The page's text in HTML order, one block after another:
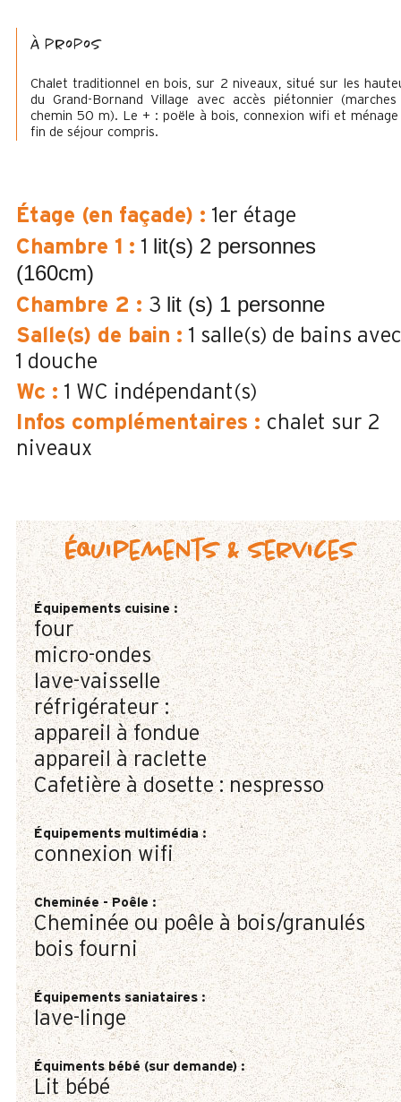
à propos
Chalet traditionnel en bois, sur 2 niveaux, situé sur les
du Grand-Bornand Village avec accès piétonnier
chemin 50 m). Le + : poële à bois, connexion wifi et ménage
fin de séjour compris.
Étage (en façade) : 1er étage
Chambre 1 : 1 lit(s) 2 personnes
(160cm)
Chambre 2 : 3 lit (s) 1 personne
Salle(s) de bain : 1 salle(s) de bains avec
1 douche
Wc : 1 WC indépendant(s)
Infos complémentaires : chalet sur 2
niveaux
Équipements & services
Équipements cuisine:
four
micro-ondes
lave-vaisselle
réfrigérateur :
appareil à fondue
appareil à raclette
Cafetière à dosette : nespresso
Équipements multimédia:
connexion wifi
Cheminée - Poêle :
Cheminée ou poêle à bois/granulés
bois fourni
Équipements saniataires:
lave-linge
Équiments bébé (sur demande):
Lit bébé